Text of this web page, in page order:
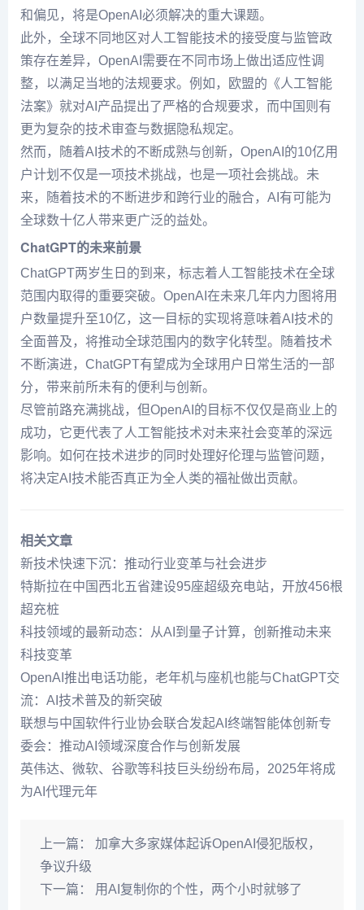
和偏见，将是OpenAI必须解决的重大课题。
此外，全球不同地区对人工智能技术的接受度与监管政
策存在差异，OpenAI需要在不同市场上做出适应性调
整，以满足当地的法规要求。例如，欧盟的《人工智能
法案》就对AI产品提出了严格的合规要求，而中国则有
更为复杂的技术审查与数据隐私规定。
然而，随着AI技术的不断成熟与创新，OpenAI的10亿用
户计划不仅是一项技术挑战，也是一项社会挑战。未
来，随着技术的不断进步和跨行业的融合，AI有可能为
全球数十亿人带来更广泛的益处。
ChatGPT的未来前景
ChatGPT两岁生日的到来，标志着人工智能技术在全球
范围内取得的重要突破。OpenAI在未来几年内力图将用
户数量提升至10亿，这一目标的实现将意味着AI技术的
全面普及，将推动全球范围内的数字化转型。随着技术
不断演进，ChatGPT有望成为全球用户日常生活的一部
分，带来前所未有的便利与创新。
尽管前路充满挑战，但OpenAI的目标不仅仅是商业上的
成功，它更代表了人工智能技术对未来社会变革的深远
影响。如何在技术进步的同时处理好伦理与监管问题，
将决定AI技术能否真正为全人类的福祉做出贡献。
相关文章
新技术快速下沉：推动行业变革与社会进步
特斯拉在中国西北五省建设95座超级充电站，开放456根
超充桩
科技领域的最新动态：从AI到量子计算，创新推动未来
科技变革
OpenAI推出电话功能，老年机与座机也能与ChatGPT交
流：AI技术普及的新突破
联想与中国软件行业协会联合发起AI终端智能体创新专
委会：推动AI领域深度合作与创新发展
英伟达、微软、谷歌等科技巨头纷纷布局，2025年将成
为AI代理元年
上一篇： 加拿大多家媒体起诉OpenAI侵犯版权，
争议升级
下一篇： 用AI复制你的个性，两个小时就够了